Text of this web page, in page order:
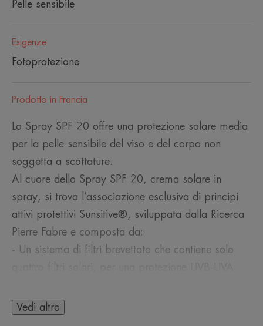
Pelle sensibile
Esigenze
Fotoprotezione
Prodotto in Francia
Lo Spray SPF 20 offre una protezione solare media
per la pelle sensibile del viso e del corpo non
soggetta a scottature.
Al cuore dello Spray SPF 20, crema solare in
spray, si trova l’associazione esclusiva di principi
attivi protettivi Sunsitive®, sviluppata dalla Ricerca
Pierre Fabre e composta da:
- Un sistema di filtri brevettato che contiene solo
ottimale.
Vedi altro